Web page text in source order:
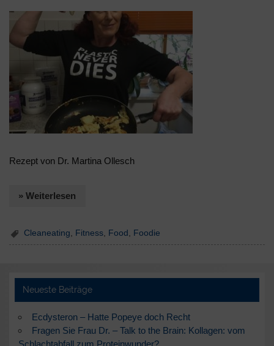
Rezept von Dr. Martina Ollesch
» Weiterlesen
Cleaneating Fitness Food Foodie
Neueste Beiträge
Ecdysteron – Hatte Popeye doch Recht
Fragen Sie Frau Dr. – Talk to the Brain: Kollagen: vom
Schlachtabfall zum Proteinwunder?